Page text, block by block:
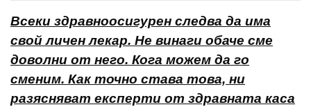
Всеки здравноосигурен следва да има
свой личен лекар. Не винаги обаче сме
доволни от него. Кога можем да го
сменим. Как точно става това, ни
разясняват експерти от здравната каса